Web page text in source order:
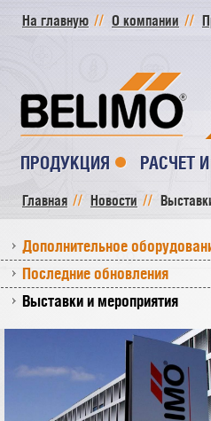
На главную О компании
ПРОДУКЦИЯ РАСЧЕТ
Главная Новости
Дополнительное
Последние обновления
Выставки и мероприятия